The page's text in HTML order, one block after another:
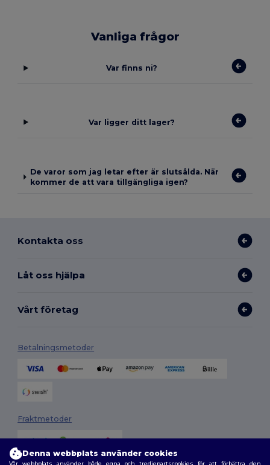
Vanliga frågor
Var finns ni?
Var ligger ditt lager?
De varor som jag letar efter är slutsålda. När
kommer de att vara tillgängliga igen?
Kontakta oss
Låt oss hjälpa
Vårt företag
Betalningsmetoder
Fraktmetoder
Denna webbplats använder cookies
Vår webbplats använder både egna och tredjepartscookies för att förbättra den